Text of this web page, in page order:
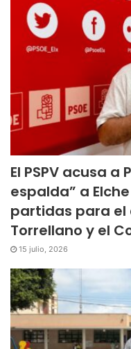
El PSPV acusa a
espalda” a
partidas para el
Torrellano y el
15 julio, 2026